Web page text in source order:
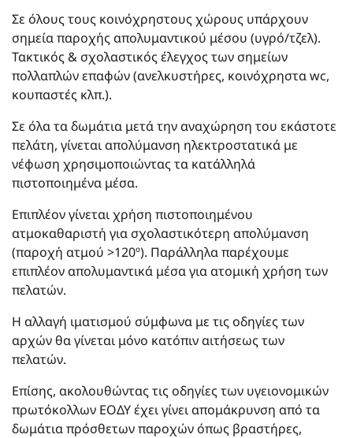
Σε όλους τους κοινόχρηστους χώρους υπάρχουν
σημεία παροχής απολυμαντικού μέσου (υγρό/τζελ).
Τακτικός & σχολαστικός έλεγχος των σημείων
πολλαπλών επαφών (ανελκυστήρες, κοινόχρηστα wc,
κουπαστές κλπ.).
Σε όλα τα δωμάτια μετά την αναχώρηση του εκάστοτε
πελάτη, γίνεται απολύμανση ηλεκτροστατικά με
νέφωση χρησιμοποιώντας τα κατάλληλά
πιστοποιημένα μέσα.
Επιπλέον γίνεται χρήση πιστοποιημένου
ατμοκαθαριστή για σχολαστικότερη απολύμανση
(παροχή ατμού >120º). Παράλληλα παρέχουμε
επιπλέον απολυμαντικά μέσα για ατομική χρήση των
πελατών.
Η αλλαγή ιματισμού σύμφωνα με τις οδηγίες των
αρχών θα γίνεται μόνο κατόπιν αιτήσεως των
πελατών.
Επίσης, ακολουθώντας τις οδηγίες των υγειονομικών
πρωτόκολλων ΕΟΔΥ έχει γίνει απομάκρυνση από τα
δωμάτια πρόσθετων παροχών όπως βραστήρες,